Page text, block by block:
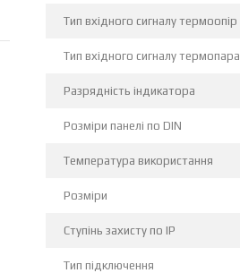
Тип вхідного сигналу термоопір
Тип вхідного сигналу термопара
Разрядність індикатора
Розміри панелі по DIN
Температура використання
Розміри
Ступінь захисту по IP
Тип підключення